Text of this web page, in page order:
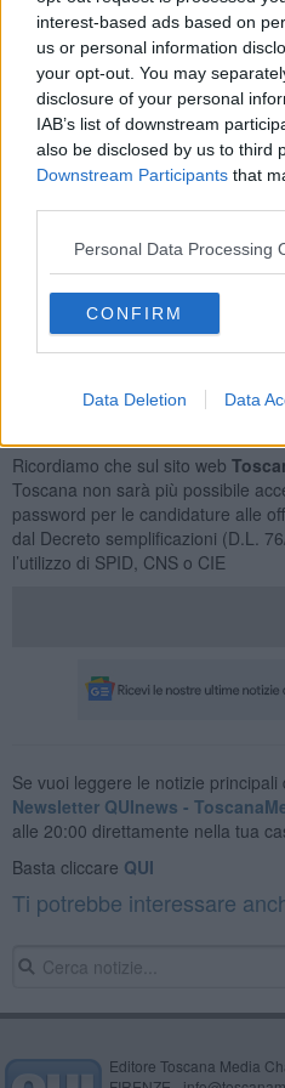
interest-based ads based on
us or personal information
your opt-out. You may
disclosure of your personal
IAB’s list of downstream
also be disclosed by us to third
Downstream Participants that
Personal Data Processing
CONFIRM
Data Deletion Data
Animatore di Vacanza50
Operatore
Colf23
Collaboratore Domestico
Orario Lavoro
Full Time 170
Part Time96
Tipologia Contratto
Lavoro a Tempo
Lavoro a Tempo
Ricordiamo che sul sito web
Toscana non sarà più possibile
password per le candidature alle
dal Decreto semplificazioni (D.L.
l’utilizzo di SPID, CNS o CIE
Se vuoi leggere le notizie
Newsletter QUInews -
alle 20:00 direttamente nella tua
Basta cliccare QUI
Ti potrebbe interessare
Editore Toscana Media